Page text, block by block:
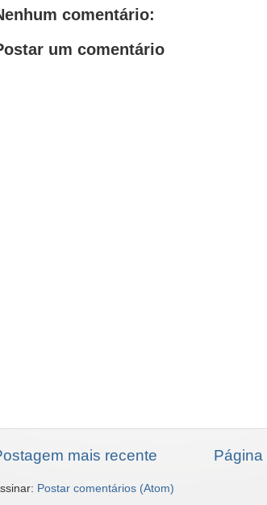
comentário:
um comentário
mais recente Página
Postar comentários (Atom)